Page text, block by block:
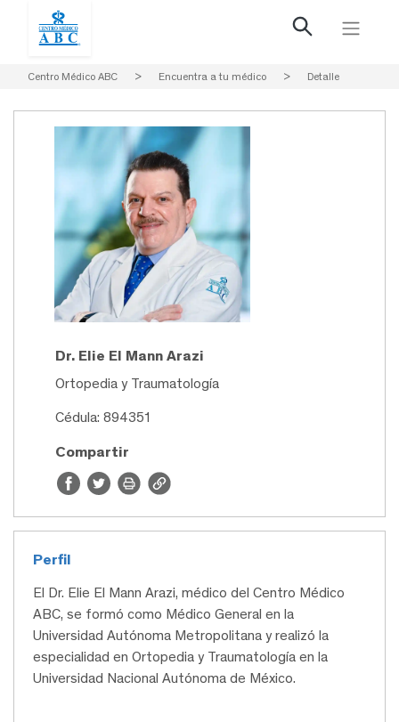
Centro Médico ABC > Encuentra a tu médico > Detalle
Dr. Elie El Mann Arazi
Ortopedia y Traumatología
Cédula: 894351
Compartir
Perfil
El Dr. Elie El Mann Arazi, médico del Centro Médico
ABC, se formó como Médico General en la
Universidad Autónoma Metropolitana y realizó la
especialidad en Ortopedia y Traumatología en la
Universidad Nacional Autónoma de México.